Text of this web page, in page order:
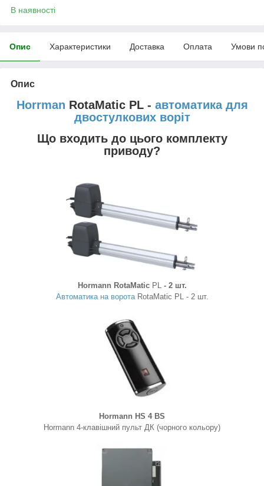
В наявності
Опис Характеристики Доставка Оплата Умови
Опис
Horrman RotaMatic PL - автоматика для
двостулкових воріт
Що входить до цього комплекту
приводу?
Hormann RotaMatic PL- 2 шт.
Автоматика на воротаRotaMatic PL - 2 шт.
Hormann ​HS 4 BS
Hormann 4-клавішний пульт ДК (чорного кольору)